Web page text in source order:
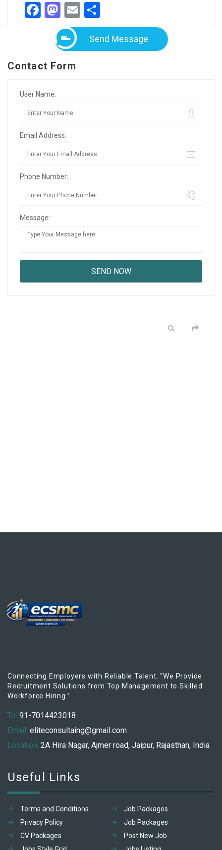
Facebook
Mastodon
Email
Send Message
Contact Form
User Name:
Email Address:
Phone Number:
Message:
Connecting Employers with Reliable Talent. “We Provide
Recruitment Solutions from Top Management to Skilled
Workforce Hiring.”
Tel:91-7014423018
Email: eliteconsultaing@gmail.com
Location: 2A Hira Nagar, Ajmer road, Jaipur, Rajasthan, India
Useful Links
Terms and Conditions
Job Packages
Privacy Policy
Job Packages
CV Packages
Post New Job